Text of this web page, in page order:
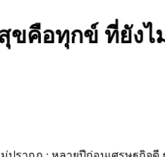
สุขคือทุกข์ ที่ยัง